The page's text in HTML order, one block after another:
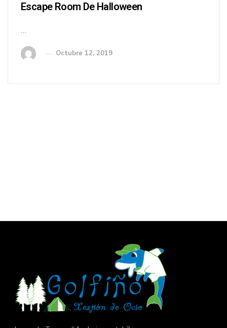
Escape Room De Halloween
…
Octubre 12, 2019